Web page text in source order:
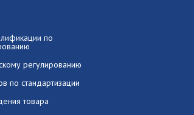
по
регулированию
по стандартизации
товара